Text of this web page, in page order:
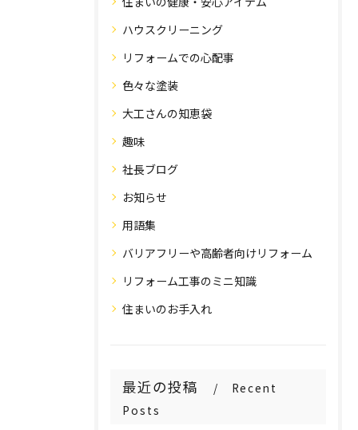
ハウスクリーニング
リフォームでの心配事
色々な塗装
大工さんの知恵袋
趣味
社長ブログ
お知らせ
用語集
バリアフリーや高齢者向けリフォーム
リフォーム工事のミニ知識
住まいのお手入れ
最近の投稿
Recent
Posts